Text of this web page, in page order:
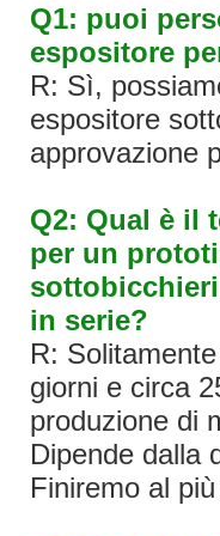
Q1: puoi
espositore
R: Sì,
espositore
approvazione
Q2: Qual è il
per un
in serie?
R:
giorni e circa
produzione di
Dipende dalla
Finiremo al